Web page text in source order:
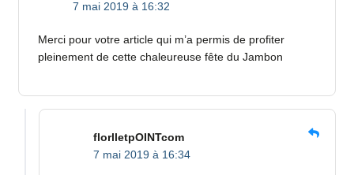
7 mai 2019 à 16:32
Merci pour votre article qui m’a permis de profiter
pleinement de cette chaleureuse fête du Jambon
florlletpOINTcom
7 mai 2019 à 16:34